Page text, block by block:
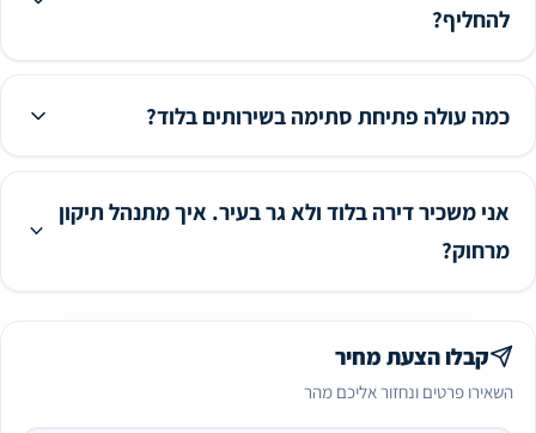
להחליף?
כמה עולה פתיחת סתימה בשירותים בלוד?
אני משכיר דירה בלוד ולא גר בעיר. איך מתנהל תיקון
מרחוק?
קבלו הצעת מחיר
השאירו פרטים ונחזור אליכם מהר